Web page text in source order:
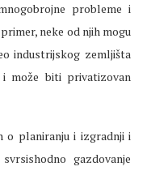
probleme i
neke od njih mogu
industrijskog zemljišta
i može biti privatizovan
o planiranju i izgradnji i
gazdovanje